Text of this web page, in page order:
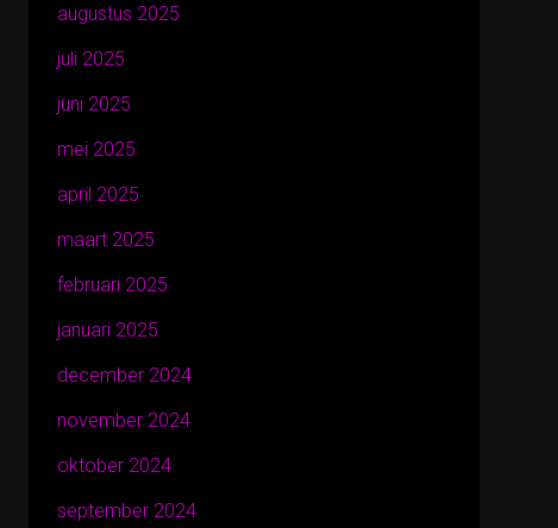
augustus 2025
juli 2025
juni 2025
mei 2025
april 2025
maart 2025
februari 2025
januari 2025
december 2024
november 2024
oktober 2024
september 2024